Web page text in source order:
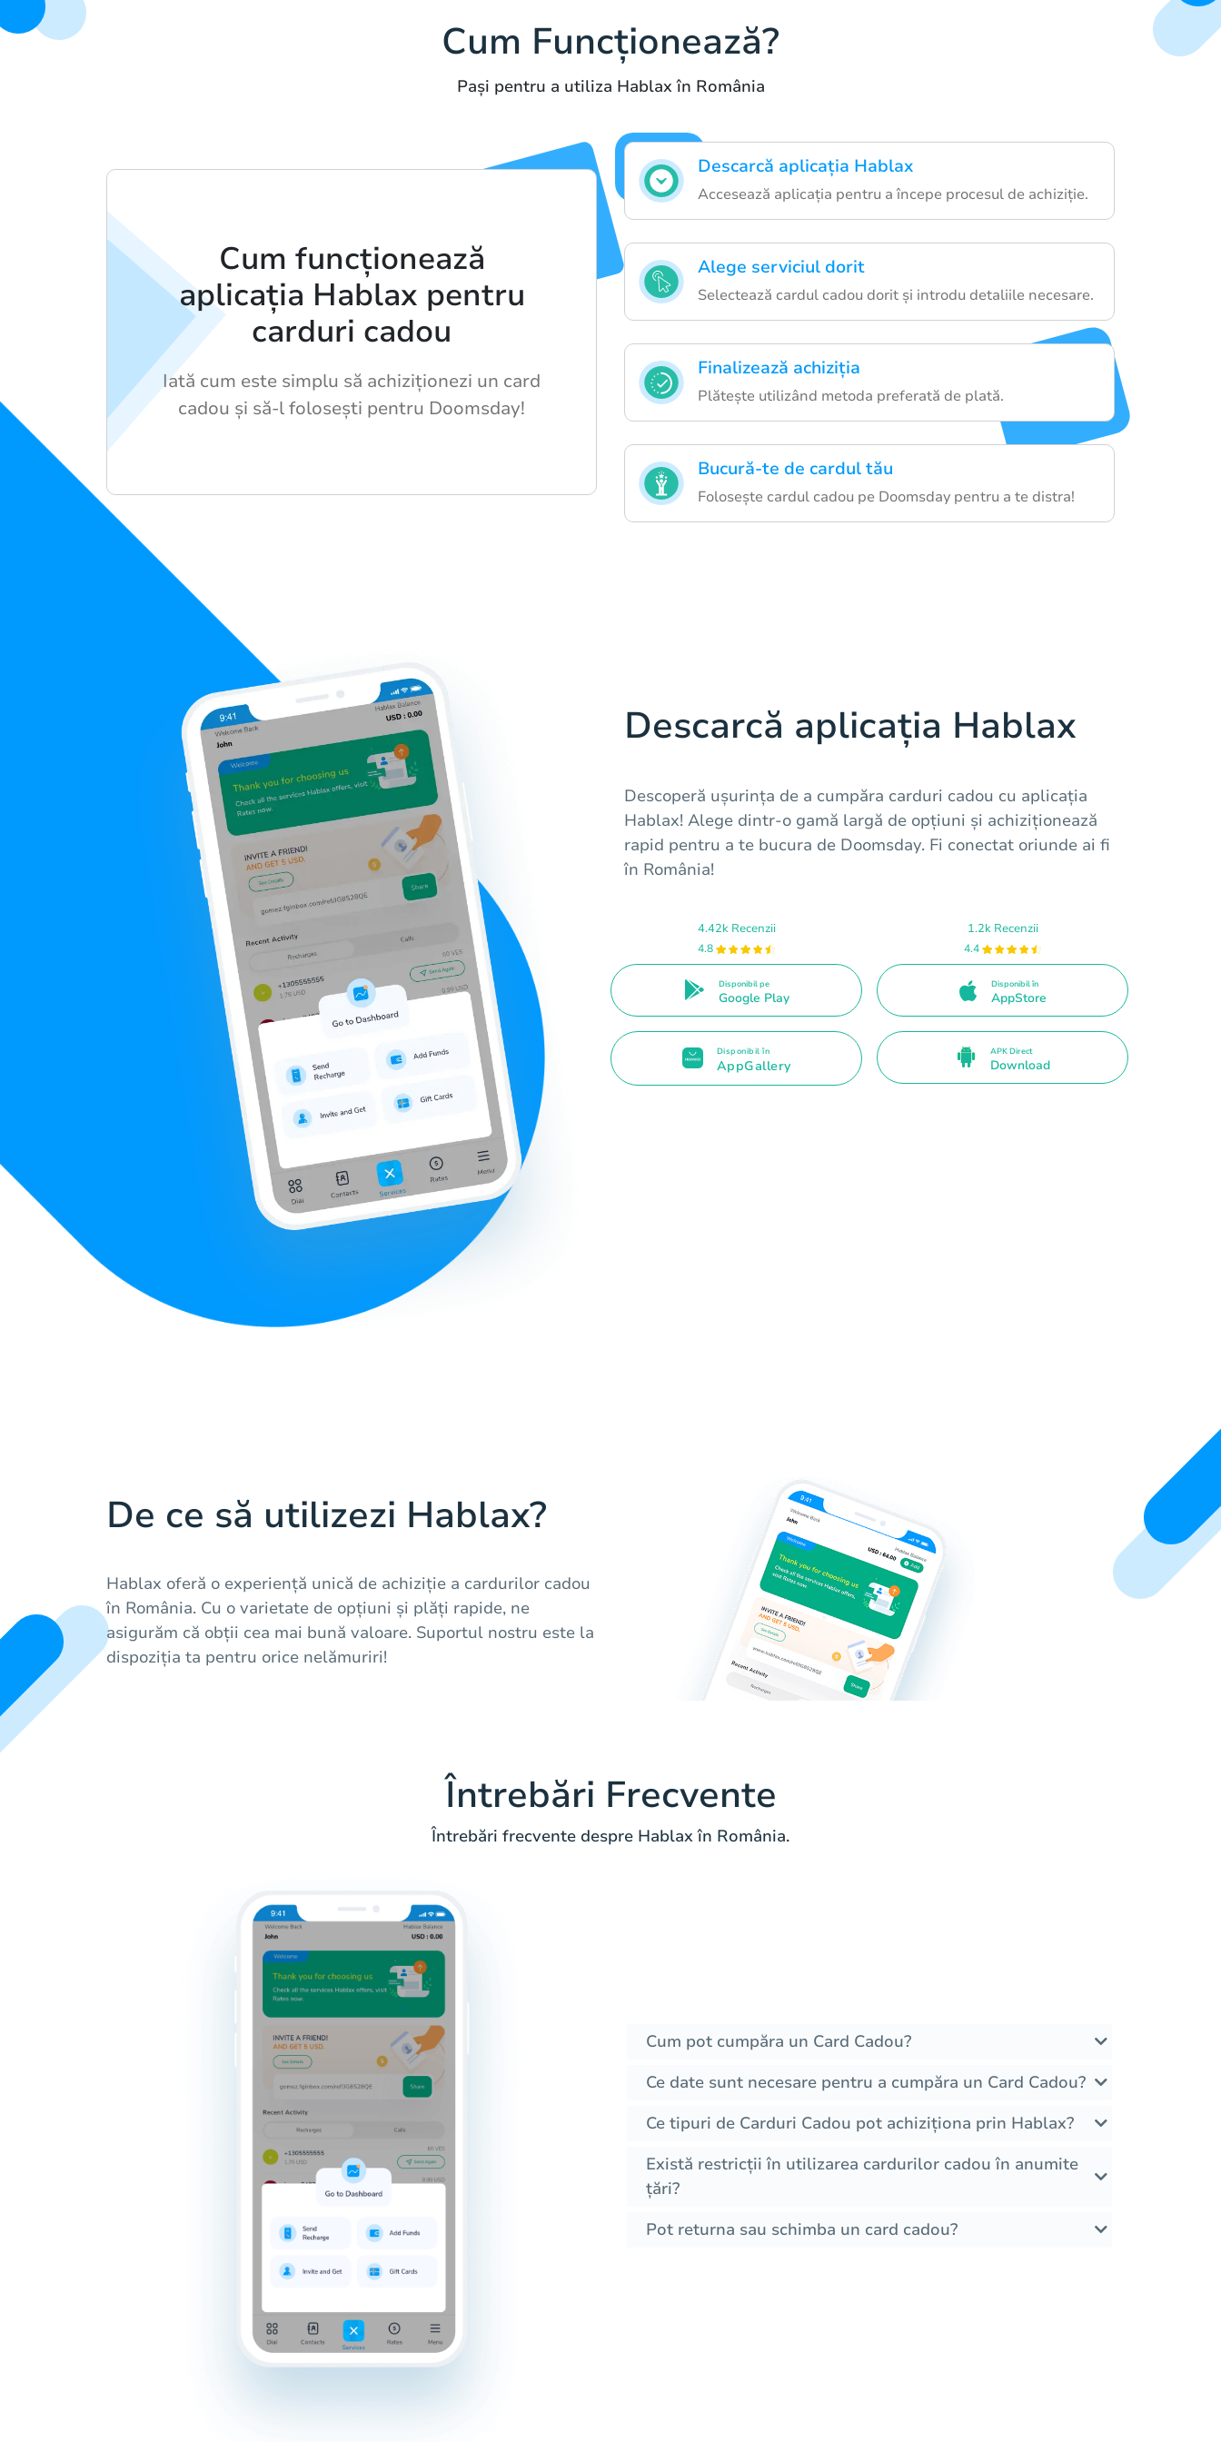
Cum Funcționează?
Pași pentru a utiliza Hablax în România
Descarcă aplicația Hablax
Accesează aplicația pentru a începe procesul de achiziție.
Alege serviciul dorit
Selectează cardul cadou dorit și introdu detaliile necesare.
Finalizează achiziția
Plătește utilizând metoda preferată de plată.
Bucură-te de cardul tău
Folosește cardul cadou pe Doomsday pentru a te distra!
Cum funcționează
aplicația Hablax pentru
carduri cadou
Iată cum este simplu să achiziționezi un card
cadou și să-l folosești pentru Doomsday!
Descarcă aplicația Hablax
Descoperă ușurința de a cumpăra carduri cadou cu aplicația
Hablax! Alege dintr-o gamă largă de opțiuni și achiziționează
rapid pentru a te bucura de Doomsday. Fi conectat oriunde ai fi
în România!
4.42k Recenzii
4.8
Disponibil pe
Google Play
1.2k Recenzii
4.4
Disponibil în
AppStore
Disponibil în
AppGallery
APK Direct
Download
De ce să utilizezi Hablax?
Hablax oferă o experiență unică de achiziție a cardurilor cadou
în România. Cu o varietate de opțiuni și plăți rapide, ne
asigurăm că obții cea mai bună valoare. Suportul nostru este la
dispoziția ta pentru orice nelămuriri!
Întrebări Frecvente
Întrebări frecvente despre Hablax în România.
Cum pot cumpăra un Card Cadou?
Ce date sunt necesare pentru a cumpăra un Card Cadou?
Ce tipuri de Carduri Cadou pot achiziționa prin Hablax?
Există restricții în utilizarea cardurilor cadou în anumite
țări?
Pot returna sau schimba un card cadou?